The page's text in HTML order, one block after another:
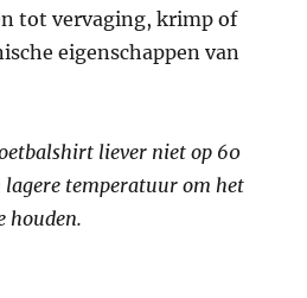
tot vervaging, krimp of
eigenschappen van
liever niet op 60
lagere temperatuur om het
houden.